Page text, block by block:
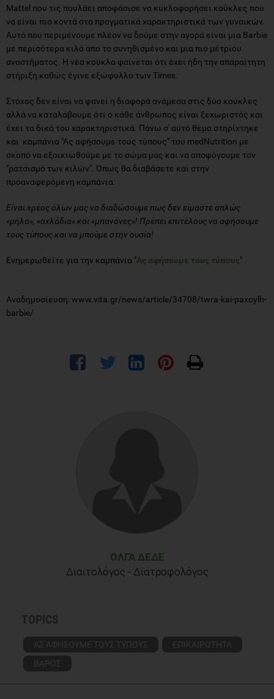
Mattel που τις πουλάει αποφάσισε να κυκλοφορήσει κούκλες που
να είναι πιο κοντά στα πραγματικά χαρακτηριστικά των γυναικών.
Αυτό που περιμένουμε πλέον να δούμε στην αγορά είναι μια Barbie
με περισότερα κιλά απο το συνηθισμένο και μια πιο μέτριου
αναστήματος. Η νέα κούκλα φαίνεται ότι έχει ήδη την απαραίτητη
στήριξη καθώς έγινε εξώφυλλο των Times.
Στόχος δεν είναι να φανεί η διαφορά ανάμεσα στις δύο κούκλες
αλλά να καταλάβουμε ότι ο κάθε άνθρωπος είναι ξεχωριστός και
έχει τα δικά του χαρακτηριστικά. Πάνω σ' αυτό θέμα στηρίχτηκε
και καμπάνια "Ας αφήσουμε τους τύπους" του medNutrition με
σκοπό να εξοικιωθούμε με το σώμα μας και να αποφύγουμε τον
"ρατσισμό των κιλών". Όπως θα διαβάσετε και στην
προαναφερόμενη καμπάνια:
Είναι χρέος όλων μας να διαδώσουμε πως δεν είμαστε απλώς
«μήλα», «αχλάδια» και «μπανάνες»! Πρέπει επιτέλους να αφήσουμε
τους τύπους και να μπούμε στην ουσία!
Ενημερωθείτε για την καμπάνια "Ας αφήσουμε τους τύπους" .
Αναδημοσίευση: www.vita.gr/news/article/34708/twra-kai-paxoylh-
barbie/
ΌΛΓΑ ΔΈΔΕ
Διαιτολόγος - Διατροφολόγος
TOPICS
ΑΣ ΑΦΗΣΟΥΜΕ ΤΟΥΣ ΤΥΠΟΥΣ
ΕΠΙΚΑΙΡΟΤΗΤΑ
ΒΑΡΟΣ